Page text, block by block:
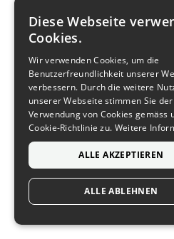
Diese Webseite
Cookies.
Wir verwenden Cookies, um die
Benutzerfreundlichkeit unserer
verbessern. Durch die weitere
unserer Webseite stimmen Sie der
Verwendung von Cookies gemäss
Cookie-Richtlinie zu. Weitere
ALLE AKZEPTIEREN
ALLE ABLEHNEN